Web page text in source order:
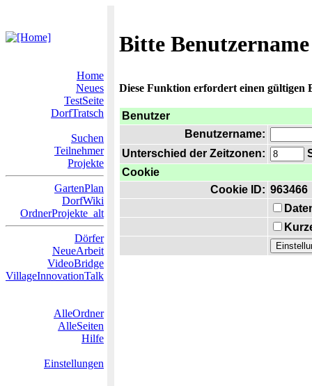
Bitte
Home
Neues
TestSeite
DorfTratsch
Suchen
Teilnehmer
Projekte
GartenPlan
DorfWiki
OrdnerProjekte_alt
Dörfer
NeueArbeit
VideoBridge
VillageInnovationTalk
AlleOrdner
AlleSeiten
Hilfe
Einstellungen
Diese Funktion erfordert einen gültigen
Benutzer
Benutzername:
Unterschied der Zeitzonen:
Cookie
Cookie ID: 963466